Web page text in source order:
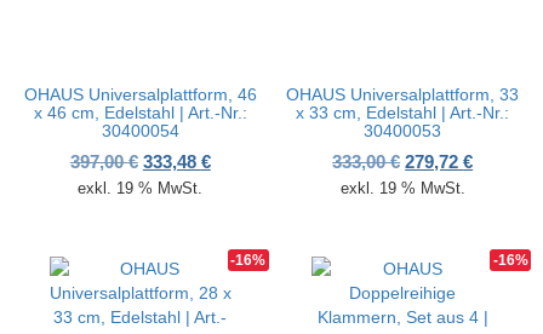
OHAUS Universalplattform, 46
x 46 cm, Edelstahl | Art.-Nr.:
30400054
397,00€ Ursprünglicher Preis war: 397,00 €
333,48 €Aktueller Preis ist: 333,48 €.
exkl. 19 % MwSt.
OHAUS Universalplattform, 33
x 33 cm, Edelstahl | Art.-Nr.:
30400053
333,00€ Ursprünglicher
279,72€
exkl. 19 % MwSt.
-16% -16%